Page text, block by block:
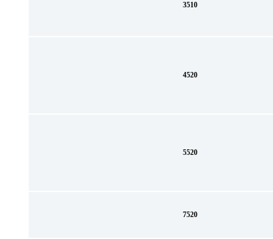
3510
4520
5520
7520